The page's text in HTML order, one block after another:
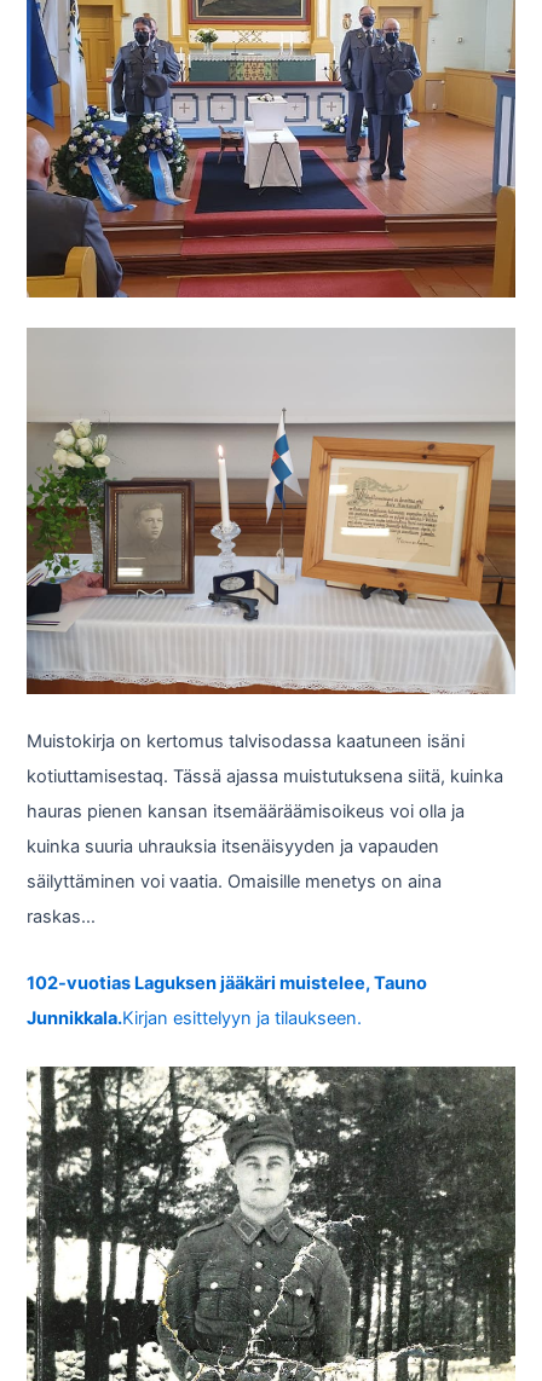
Muistokirja on kertomus talvisodassa kaatuneen isäni
kotiuttamisestaq. Tässä ajassa muistutuksena siitä, kuinka
hauras pienen kansan itsemääräämisoikeus voi olla ja
kuinka suuria uhrauksia itsenäisyyden ja vapauden
säilyttäminen voi vaatia. Omaisille menetys on aina
raskas…
102-vuotias Laguksen jääkäri muistelee, Tauno
Junnikkala.Kirjan esittelyyn ja tilaukseen.